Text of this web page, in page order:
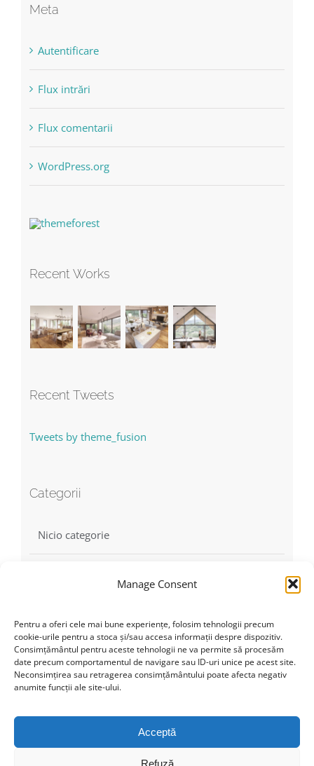
Manage Consent
Pentru a oferi cele mai bune experiențe, folosim tehnologii precum
cookie-urile pentru a stoca și/sau accesa informații despre dispozitiv.
Consimțământul pentru aceste tehnologii ne va permite să procesăm
date precum comportamentul de navigare sau ID-uri unice pe acest site.
Neconsimțirea sau retragerea consimțământului poate afecta negativ
anumite funcții ale site-ului.
Acceptă
Refuză
Meta
Autentificare
Flux intrări
Flux comentarii
WordPress.org
Recent Works
Recent Tweets
Tweets by theme_fusion
Categorii
Nicio categorie
enable this content